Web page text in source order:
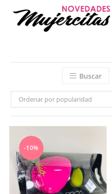
Buscar
Ordenar por popularidad
-10%